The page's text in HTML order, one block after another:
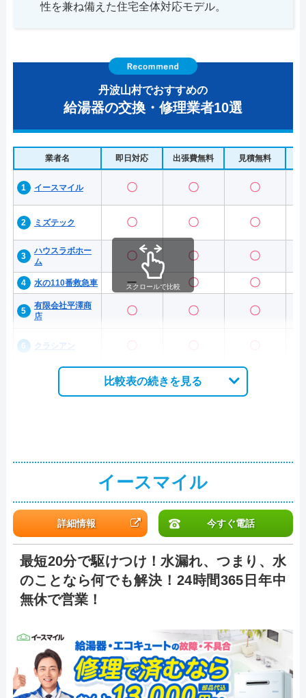
性を兼ね備えた住宅全体対応モデル。
丹波山村でおすすめの
給湯器の交換・修理業者10選
業者名 即日対応 出張費無料 見積無料
イースマイル 〇 〇 〇
ミズテック 〇 〇 〇
ハウスラボホー
ム
〇 〇 〇
水の110番救急車 ー 〇 〇
有限会社平澤商
店
〇 〇 〇
クラシアン
スクロールで比較
比較表の続きを見る
イースマイル
詳細情報 今すぐ電話
最短20分で駆けつけ！水漏れ、つまり、水
のことなら何でも解決！24時間365日年中
無休で営業！